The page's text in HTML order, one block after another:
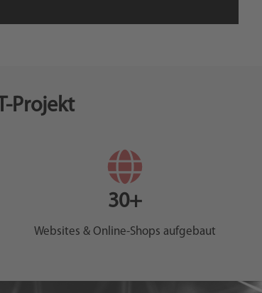
Marketing
ERFAHREN
Projekt
30+
Websites & Online-Shops aufgebaut